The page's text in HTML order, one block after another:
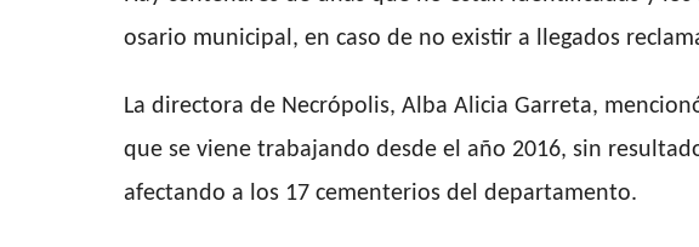
osario municipal, en caso de no existir a llegados
La directora de Necrópolis, Alba Alicia Garreta,
que se viene trabajando desde el año 2016, sin
afectando a los 17 cementerios del departamento.